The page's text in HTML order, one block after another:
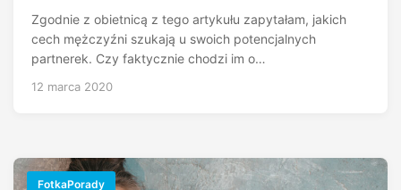
Zgodnie z obietnicą z tego artykułu zapytałam, jakich
cech mężczyźni szukają u swoich potencjalnych
partnerek. Czy faktycznie chodzi im o…
12 marca 2020
FotkaPorady